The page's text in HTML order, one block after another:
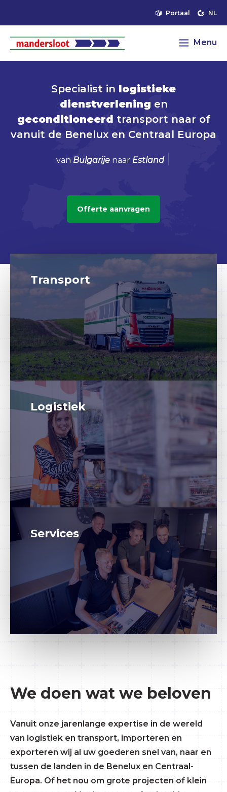
Portaal NL
Menu
Specialist in logistieke
dienstverlening en
geconditioneerd transport naar of
vanuit de Benelux en Centraal Europa
van Ned |
Offerte aanvragen
Transport
Logistiek
Services
We doen wat we beloven
Vanuit onze jarenlange expertise in de wereld
van logistiek en transport, importeren en
exporteren wij al uw goederen snel van, naar en
tussen de landen in de Benelux en Centraal-
Europa. Of het nou om grote projecten of klein